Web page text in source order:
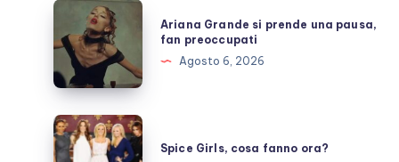
Ariana
Grande
si
prende
una
pausa,
fan
Ariana Grande si prende una pausa,
fan preoccupati
Agosto 6, 2026
Spice
Girls,
Spice Girls, cosa fanno ora?